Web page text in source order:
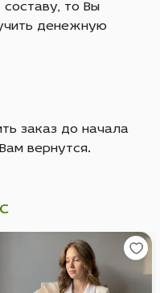
составу, то Вы
денежную
заказ до начала
вернутся.